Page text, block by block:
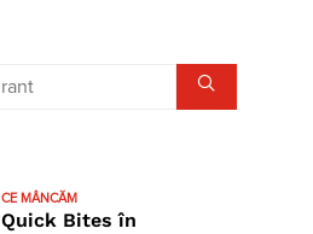
CE MÂNCĂM
Quick Bites în